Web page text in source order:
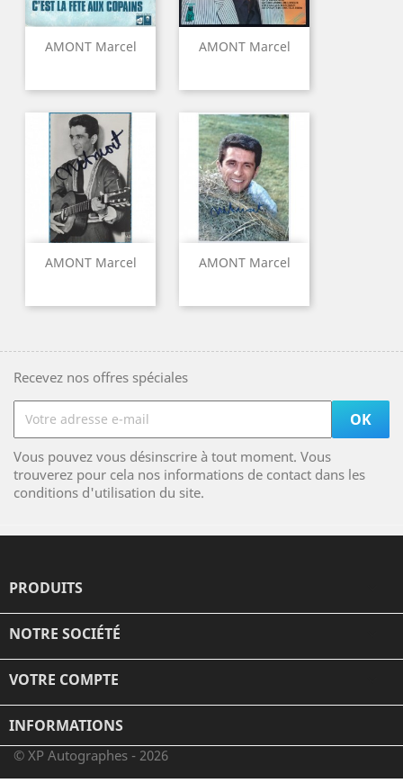
AMONT Marcel AMONT Marcel
AMONT Marcel AMONT Marcel
Recevez nos offres spéciales
Vous pouvez vous désinscrire à tout moment. Vous
trouverez pour cela nos informations de contact dans les
conditions d'utilisation du site.
PRODUITS
NOTRE SOCIÉTÉ
VOTRE COMPTE
INFORMATIONS
© XP Autographes - 2026